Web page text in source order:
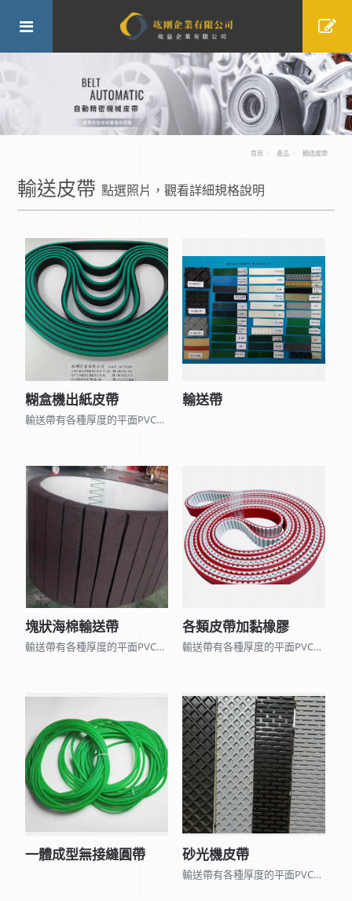
首頁 產品 輸送皮帶
輸送皮帶點選照片，觀看詳細規格說明
糊盒機出紙皮帶
輸送帶有各種厚度的平面PVC、PU、黑橡膠、矽利康皮帶和表面各種不同花紋的皮帶及 聚酯尼龍網帶、木棉帶、帆布平面帶…，因種類眾多無法全部列出,可來電詢問。 另可加工打孔、黏擋板、導條、裙邊、海棉、加厚橡膠…等特殊加工。
輸送帶
塊狀海棉輸送帶
輸送帶有各種厚度的平面PVC、PU、黑橡膠、矽利康皮帶和表面各種不同花紋的皮帶及 聚酯尼龍網帶、木棉帶、帆布平面帶…，因種類眾多無法全部列出,可來電詢問。 另可加工打孔、黏擋板、導條、裙邊、海棉、加厚橡膠…等特殊加工。
各類皮帶加黏橡膠
輸送帶有各種厚度的平面PVC、PU、黑橡膠、矽利康皮帶和表面各種不同花紋的皮帶及 聚酯尼龍網帶、木棉帶、帆布平面帶…，因種類眾多無法全部列出,可來電詢問。 另可加工打孔、黏擋板、導條、裙邊、海棉、加厚橡膠…等特殊加工。
一體成型無接縫圓帶 砂光機皮帶
輸送帶有各種厚度的平面PVC、PU、黑橡膠、矽利康皮帶和表面各種不同花紋的皮帶及 聚酯尼龍網帶、木棉帶、帆布平面帶…，因種類眾多無法全部列出,可來電詢問。 另可加工打孔、黏擋板、導條、裙邊、海棉、加厚橡膠…等特殊加工。